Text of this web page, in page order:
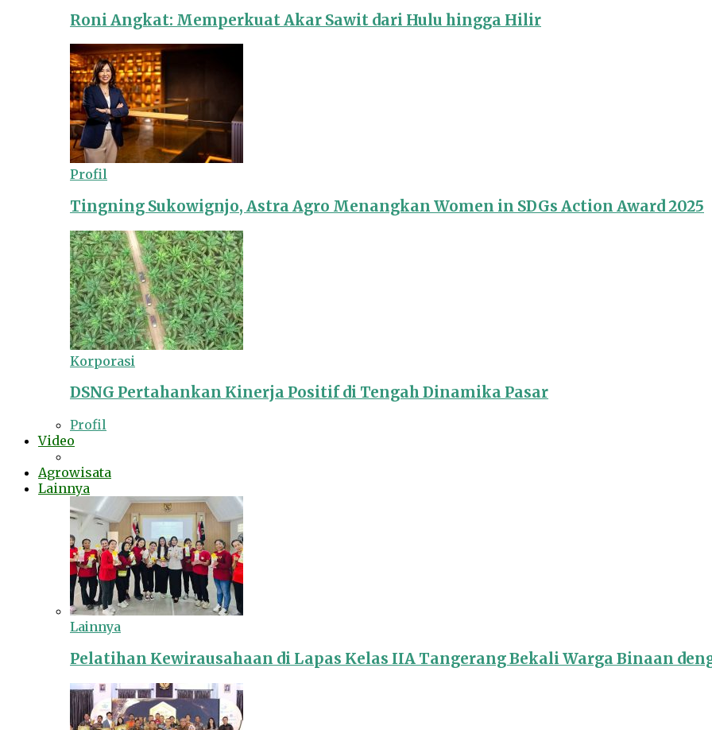
Roni Angkat: Memperkuat Akar Sawit dari Hulu hingga Hilir
Profil
Tingning Sukowignjo, Astra Agro Menangkan Women in SDGs Action Award 2025
Korporasi
DSNG Pertahankan Kinerja Positif di Tengah Dinamika Pasar
Profil
Video
Agrowisata
Lainnya
Lainnya
Pelatihan Kewirausahaan di Lapas Kelas IIA Tangerang Bekali Warga Binaan